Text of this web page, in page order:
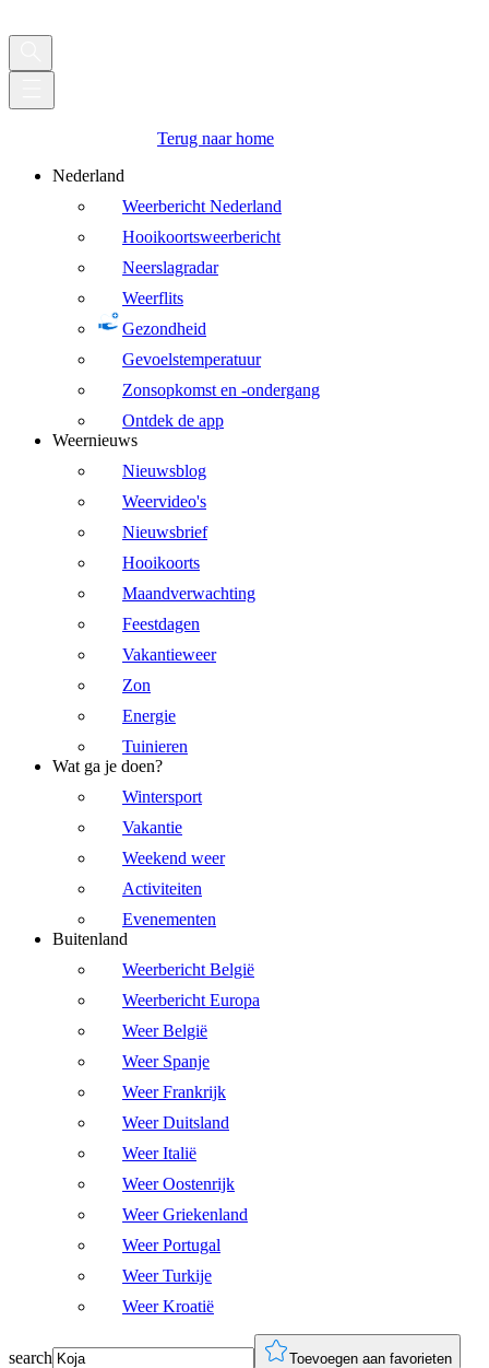
Terug naar home
Nederland
Weerbericht Nederland
Hooikoortsweerbericht
Neerslagradar
Weerflits
Gezondheid
Gevoelstemperatuur
Zonsopkomst en -ondergang
Ontdek de app
Weernieuws
Nieuwsblog
Weervideo's
Nieuwsbrief
Hooikoorts
Maandverwachting
Feestdagen
Vakantieweer
Zon
Energie
Tuinieren
Wat ga je doen?
Wintersport
Vakantie
Weekend weer
Activiteiten
Evenementen
Buitenland
Weerbericht België
Weerbericht Europa
Weer België
Weer Spanje
Weer Frankrijk
Weer Duitsland
Weer Italië
Weer Oostenrijk
Weer Griekenland
Weer Portugal
Weer Turkije
Weer Kroatië
search Toevoegen aan favorieten